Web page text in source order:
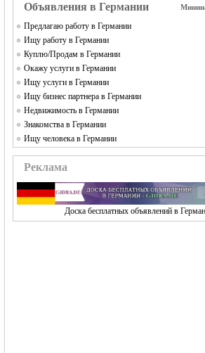
Объявления в Германии
Предлагаю работу в Германии
Ищу работу в Германии
Куплю/Продам в Германии
Окажу услуги в Германии
Ищу услуги в Германии
Ищу бизнес партнера в Германии
Недвижимость в Германии
Знакомства в Германии
Ищу человека в Германии
Реклама
Доска бесплатных объявлений в